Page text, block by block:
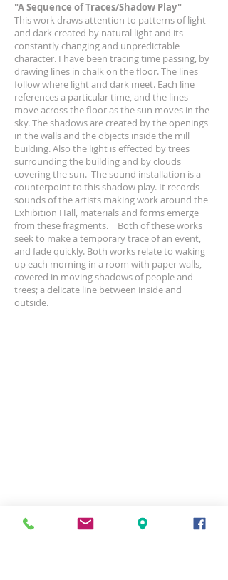
"A Sequence of Traces/Shadow Play"
This work draws attention to patterns of light
and dark created by natural light and its
constantly changing and unpredictable
character. I have been tracing time passing, by
drawing lines in chalk on the floor. The lines
follow where light and dark meet. Each line
references a particular time, and the lines
move across the floor as the sun moves in the
sky. The shadows are created by the openings
in the walls and the objects inside the mill
building. Also the light is effected by trees
surrounding the building and by clouds
covering the sun. The sound installation is a
counterpoint to this shadow play. It records
sounds of the artists making work around the
Exhibition Hall, materials and forms emerge
from these fragments. Both of these works
seek to make a temporary trace of an event,
and fade quickly. Both works relate to waking
up each morning in a room with paper walls,
covered in moving shadows of people and
trees; a delicate line between inside and
outside.